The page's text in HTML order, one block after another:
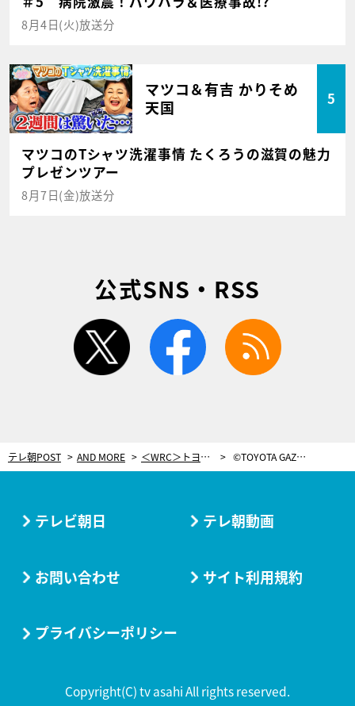
8月4日(火)放送分
マツコ＆有吉 かりそめ
天国
5
マツコのTシャツ洗濯事情 たくろうの滋賀の魅力
プレゼンツアー
8月7日(金)放送分
公式SNS・RSS
twitter facebook
テレ朝POST AND MORE ＜WRC＞トヨタ、ドイツで表彰台独占！チームに1993年以来の快挙「最高の光景です！」 ©TOYOTA GAZOO Racing
テレビ朝日 テレ朝動画
お問い合わせ サイト利用規約
プライバシーポリシー
Copyright(C) tv asahi All rights reserved.